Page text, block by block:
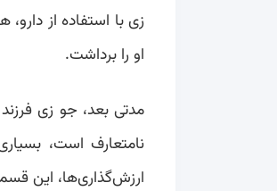
زی با استفاده از
او را برداشت.
مدتی بعد، جو زی
نامتعارف است،
ارزش‌گذاری‌ها، این